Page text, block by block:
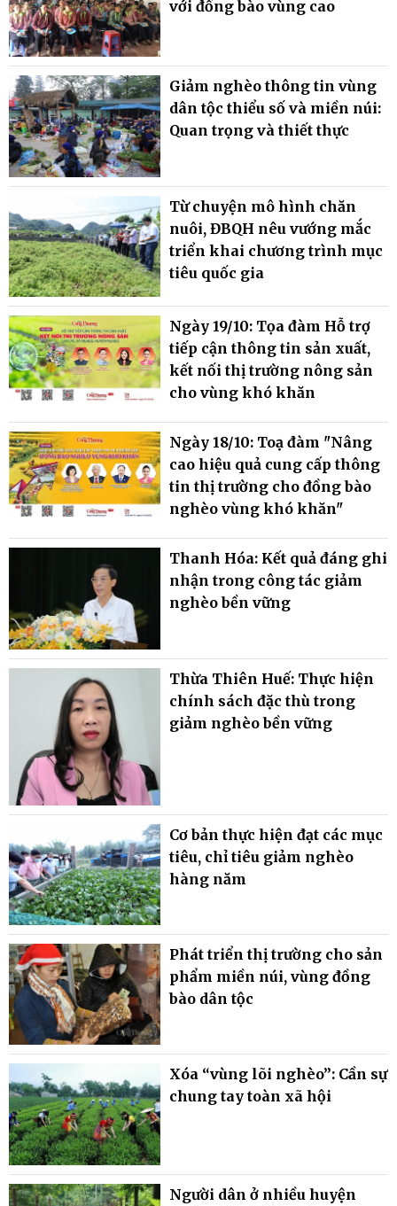
với đồng bào vùng cao
Giảm nghèo thông tin vùng
dân tộc thiểu số và miền núi:
Quan trọng và thiết thực
Từ chuyện mô hình chăn
nuôi, ĐBQH nêu vướng mắc
triển khai chương trình mục
tiêu quốc gia
Ngày 19/10: Tọa đàm Hỗ trợ
tiếp cận thông tin sản xuất,
kết nối thị trường nông sản
cho vùng khó khăn
Ngày 18/10: Toạ đàm "Nâng
cao hiệu quả cung cấp thông
tin thị trường cho đồng bào
nghèo vùng khó khăn"
Thanh Hóa: Kết quả đáng ghi
nhận trong công tác giảm
nghèo bền vững
Thừa Thiên Huế: Thực hiện
chính sách đặc thù trong
giảm nghèo bền vững
Cơ bản thực hiện đạt các mục
tiêu, chỉ tiêu giảm nghèo
hàng năm
Phát triển thị trường cho sản
phẩm miền núi, vùng đồng
bào dân tộc
Xóa “vùng lõi nghèo”: Cần sự
chung tay toàn xã hội
Người dân ở nhiều huyện